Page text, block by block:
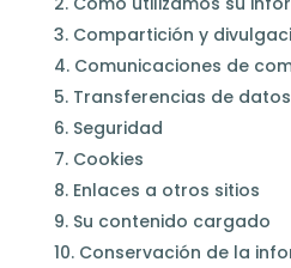
Compartición y
Comunicaciones de
Transferencias de
Seguridad
Cookies
Enlaces a otros sitios
Su contenido cargado
Conservación de la